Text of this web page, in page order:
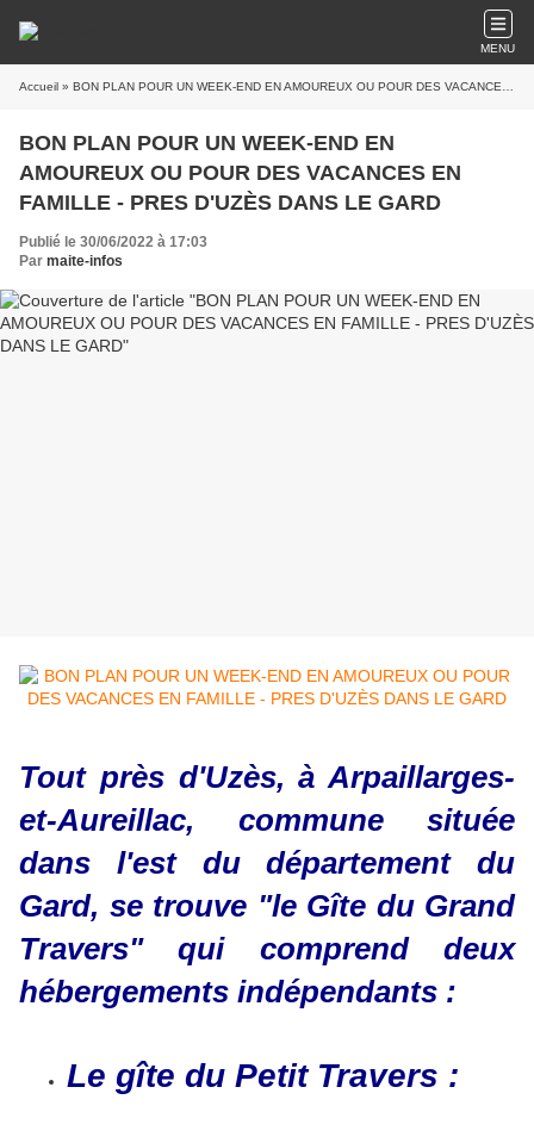
MENU
Accueil » BON PLAN POUR UN WEEK-END EN AMOUREUX OU POUR DES VACANCES EN FAMILLE - PRES D'UZÈS DANS LE GARD
BON PLAN POUR UN WEEK-END EN
AMOUREUX OU POUR DES VACANCES EN
FAMILLE - PRES D'UZÈS DANS LE GARD
Publié le 30/06/2022 à 17:03
Par maite-infos
Tout près d'Uzès, à Arpaillarges-
et-Aureillac, commune située
dans l'est du département du
Gard, se trouve "le Gîte du Grand
Travers" qui comprend deux
hébergements indépendants :
Le gîte du Petit Travers :